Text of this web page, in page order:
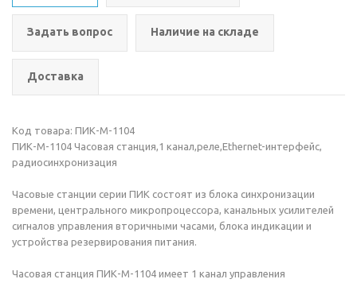
Задать вопрос Наличие на складе
Доставка
Код товара: ПИК-М-1104
ПИК-М-1104 Часовая станция,1 канал,реле,Ethernet-интерфейс,
радиосинхронизация
Часовые станции серии ПИК состоят из блока синхронизации
времени, центрального микропроцессора, канальных усилителей
сигналов управления вторичными часами, блока индикации и
устройства резервирования питания.
Часовая станция ПИК-М-1104 имеет 1 канал управления